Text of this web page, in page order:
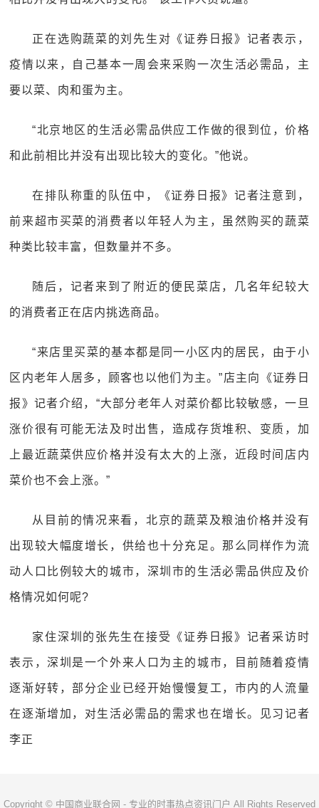
正在选购蔬菜的刘先生对《证券日报》记者表示，
疫情以来，自己基本一周会来采购一次生活必需品，主
要以菜、肉和蛋为主。
“北京地区的生活必需品供应工作做的很到位，价格
和此前相比并没有出现比较大的变化。”他说。
在排队称重的队伍中，《证券日报》记者注意到，
前来超市买菜的消费者以年轻人为主，虽然购买的蔬菜
种类比较丰富，但数量并不多。
随后，记者来到了附近的便民菜店，几名年纪较大
的消费者正在店内挑选商品。
“来店里买菜的基本都是同一小区内的居民，由于小
区内老年人居多，顾客也以他们为主。”店主向《证券日
报》记者介绍，“大部分老年人对菜价都比较敏感，一旦
涨价很有可能无法及时出售，造成存货堆积、变质，加
上最近蔬菜供应价格并没有太大的上涨，近段时间店内
菜价也不会上涨。”
从目前的情况来看，北京的蔬菜及粮油价格并没有
出现较大幅度增长，供给也十分充足。那么同样作为流
动人口比例较大的城市，深圳市的生活必需品供应及价
格情况如何呢?
家住深圳的张先生在接受《证券日报》记者采访时
表示，深圳是一个外来人口为主的城市，目前随着疫情
逐渐好转，部分企业已经开始慢慢复工，市内的人流量
在逐渐增加，对生活必需品的需求也在增长。见习记者
李正
Copyright © 中国商业联合网 - 专业的时事热点资讯门户 All Rights Reserved